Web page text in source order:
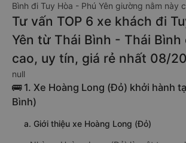
Bình đi Tuy Hòa - Phú Yên giường nằm này
Tư vấn TOP 6 xe khách đi
Yên từ Thái Bình - Thái
cao, uy tín, giá rẻ nhất 08/
null
🚌 1. Xe Hoàng Long (Đỏ) khởi hành
Bình)
a. Giới thiệu xe Hoàng Long (Đỏ)